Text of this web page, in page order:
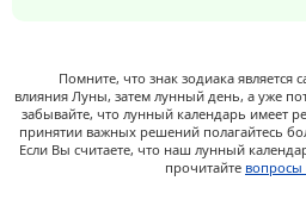
Помните, что знак зодиака
влияния Луны, затем лунный день, а уже
забывайте, что лунный календарь имеет
принятии важных решений полагайтесь
Если Вы считаете, что наш лунный
прочитайте вопросы